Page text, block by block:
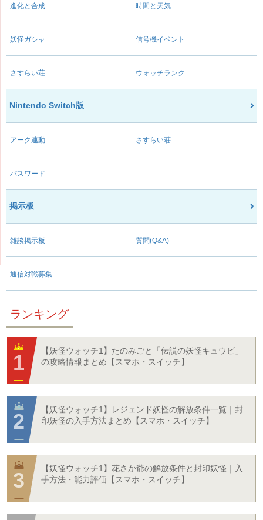
進化と合成 時間と天気
妖怪ガシャ 信号機イベント
さすらい荘 ウォッチランク
Nintendo Switch版
アーク連動 さすらい荘
パスワード
掲示板
雑談掲示板 質問(Q&A)
通信対戦募集
ランキング
【妖怪ウォッチ1】たのみごと「伝説の妖怪キュウビ」
の攻略情報まとめ【スマホ・スイッチ】
【妖怪ウォッチ1】レジェンド妖怪の解放条件一覧｜封
印妖怪の入手方法まとめ【スマホ・スイッチ】
【妖怪ウォッチ1】花さか爺の解放条件と封印妖怪｜入
手方法・能力評価【スマホ・スイッチ】